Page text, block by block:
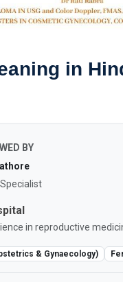
in
BY
in reproductive
& Gynaecology)